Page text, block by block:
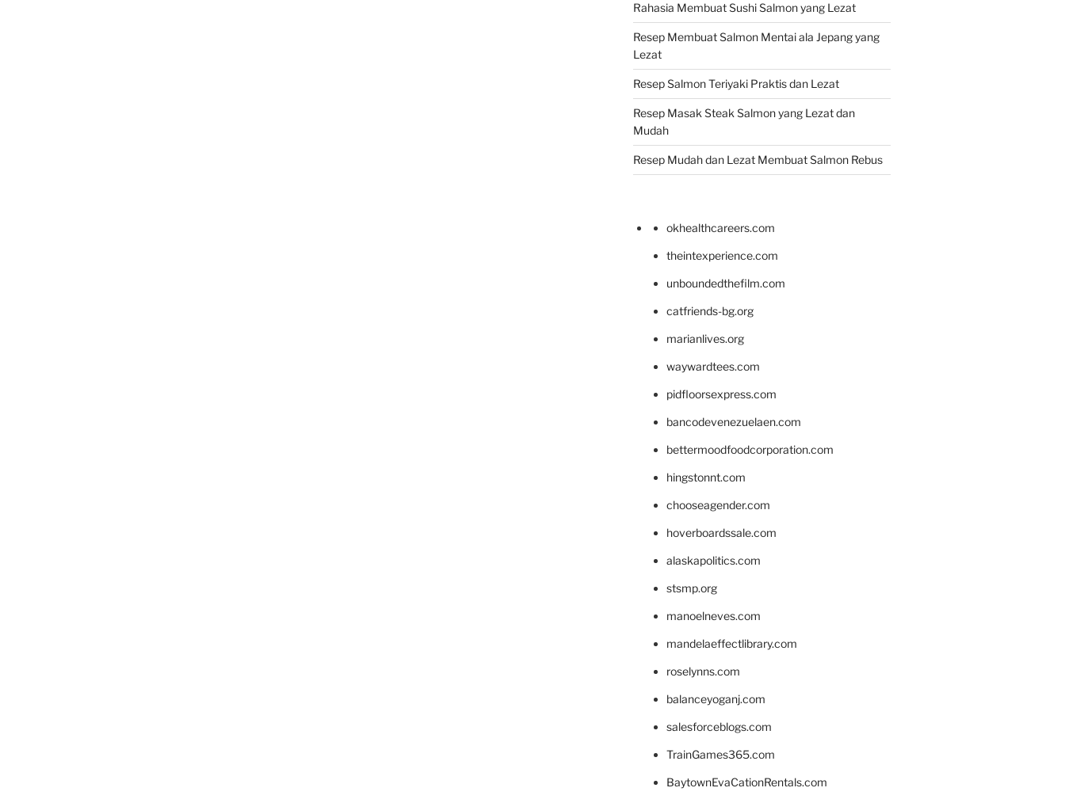
Rahasia Membuat Sushi Salmon yang Lezat
Resep Membuat Salmon Mentai ala Jepang yang
Lezat
Resep Salmon Teriyaki Praktis dan Lezat
Resep Masak Steak Salmon yang Lezat dan
Mudah
Resep Mudah dan Lezat Membuat Salmon Rebus
okhealthcareers.com
theintexperience.com
unboundedthefilm.com
catfriends-bg.org
marianlives.org
waywardtees.com
pidfloorsexpress.com
bancodevenezuelaen.com
bettermoodfoodcorporation.com
hingstonnt.com
chooseagender.com
hoverboardssale.com
alaskapolitics.com
stsmp.org
manoelneves.com
mandelaeffectlibrary.com
roselynns.com
balanceyoganj.com
salesforceblogs.com
TrainGames365.com
BaytownEvaCationRentals.com